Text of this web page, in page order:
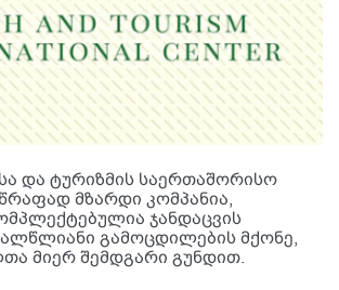
და ტურიზმის საერთაშორისო
მზარდი კომპანია,
ჯანდაცვის
გამოცდილების მქონე,
მიერ შემდგარი გუნდით.